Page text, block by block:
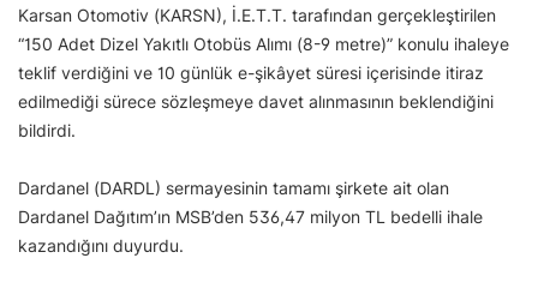
Karsan Otomotiv (KARSN), İ.E.T.T. tarafından gerçekleştirilen
“150 Adet Dizel Yakıtlı Otobüs Alımı (8-9 metre)” konulu ihaleye
teklif verdiğini ve 10 günlük e-şikâyet süresi içerisinde itiraz
edilmediği sürece sözleşmeye davet alınmasının beklendiğini
bildirdi.
Dardanel (DARDL) sermayesinin tamamı şirkete ait olan
Dardanel Dağıtım’ın MSB’den 536,47 milyon TL bedelli ihale
kazandığını duyurdu.